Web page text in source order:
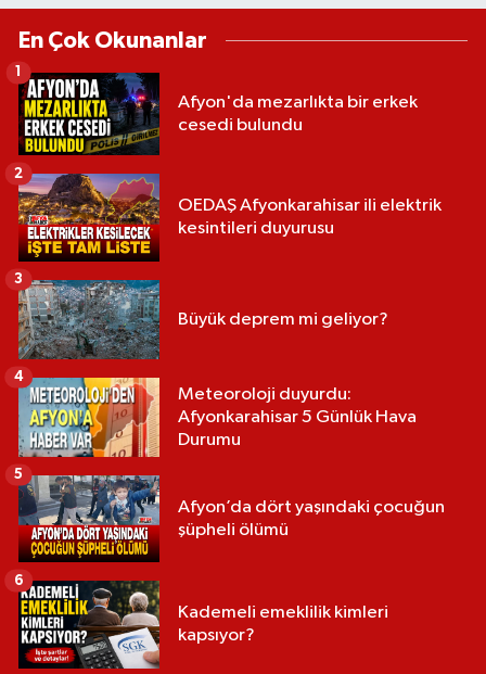
En Çok Okunanlar
Afyon'da mezarlıkta bir erkek
cesedi bulundu
1
OEDAŞ Afyonkarahisar ili elektrik
kesintileri duyurusu
2
Büyük deprem mi geliyor?
3
Meteoroloji duyurdu:
Afyonkarahisar 5 Günlük Hava
Durumu
4
Afyon’da dört yaşındaki çocuğun
şüpheli ölümü
5
Kademeli emeklilik kimleri
kapsıyor?
6